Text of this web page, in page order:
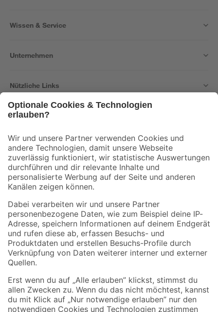
Wissen & Service
Unternehmen
Nützliche Links
Der toom Newsletter: Keine Angebote und Aktionen mehr verpassen!
Zur Newsletter Anmeldung
Folge uns
Zahlungsarten Versandarten
Sicher einkaufen
Jetzt die toom-App herunterladen